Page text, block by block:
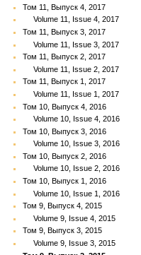
Том 11, Выпуск 4, 2017
Volume 11, Issue 4, 2017
Том 11, Выпуск 3, 2017
Volume 11, Issue 3, 2017
Том 11, Выпуск 2, 2017
Volume 11, Issue 2, 2017
Том 11, Выпуск 1, 2017
Volume 11, Issue 1, 2017
Том 10, Выпуск 4, 2016
Volume 10, Issue 4, 2016
Том 10, Выпуск 3, 2016
Volume 10, Issue 3, 2016
Том 10, Выпуск 2, 2016
Volume 10, Issue 2, 2016
Том 10, Выпуск 1, 2016
Volume 10, Issue 1, 2016
Том 9, Выпуск 4, 2015
Volume 9, Issue 4, 2015
Том 9, Выпуск 3, 2015
Volume 9, Issue 3, 2015